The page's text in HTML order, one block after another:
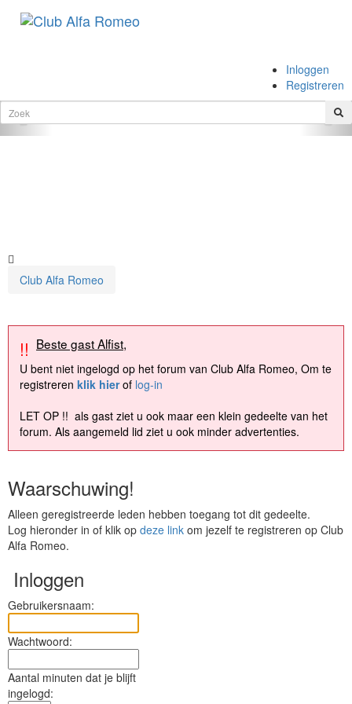
Inloggen
Registreren
Vorige
Club Alfa Romeo
!! Beste gast Alfist,
U bent niet ingelogd op het forum van Club Alfa Romeo, Om te
registreren klik hierof log-in
LET OP !! als gast ziet u ook maar een klein gedeelte van het
forum. Als aangemeld lid ziet u ook minder advertenties.
Waarschuwing!
Alleen geregistreerde leden hebben toegang tot dit gedeelte.
Log hieronder in of klik op deze link om jezelf te registreren op Club
Alfa Romeo.
Inloggen
Gebruikersnaam:
Wachtwoord:
Aantal minuten dat je blijft
ingelogd: